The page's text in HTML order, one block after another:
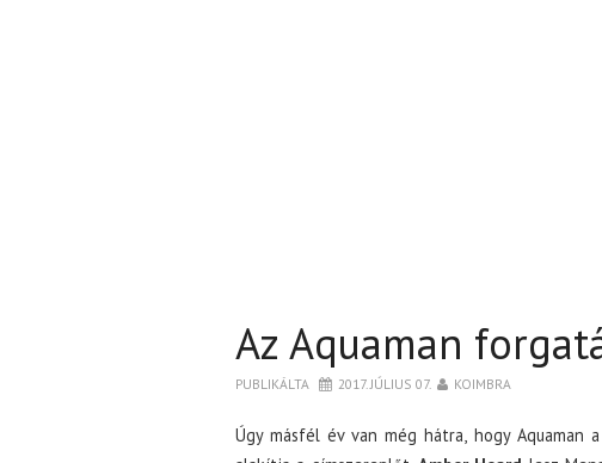
Az Aquaman
PUBLIKÁLTA 2017. JÚLIUS 07. KOIMBRA
Úgy másfél év van még hátra, hogy